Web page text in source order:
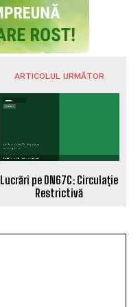
ARTICOLUL URMĂTOR
Lucrări pe DN67C: Circulație
Restrictivă